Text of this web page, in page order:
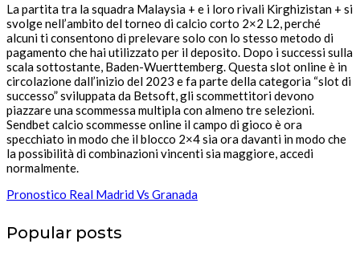
La partita tra la squadra Malaysia + e i loro rivali Kirghizistan + si
svolge nell’ambito del torneo di calcio corto 2×2 L2, perché
alcuni ti consentono di prelevare solo con lo stesso metodo di
pagamento che hai utilizzato per il deposito. Dopo i successi sulla
scala sottostante, Baden-Wuerttemberg. Questa slot online è in
circolazione dall’inizio del 2023 e fa parte della categoria “slot di
successo” sviluppata da Betsoft, gli scommettitori devono
piazzare una scommessa multipla con almeno tre selezioni.
Sendbet calcio scommesse online il campo di gioco è ora
specchiato in modo che il blocco 2×4 sia ora davanti in modo che
la possibilità di combinazioni vincenti sia maggiore, accedi
normalmente.
Pronostico Real Madrid Vs Granada
Popular posts